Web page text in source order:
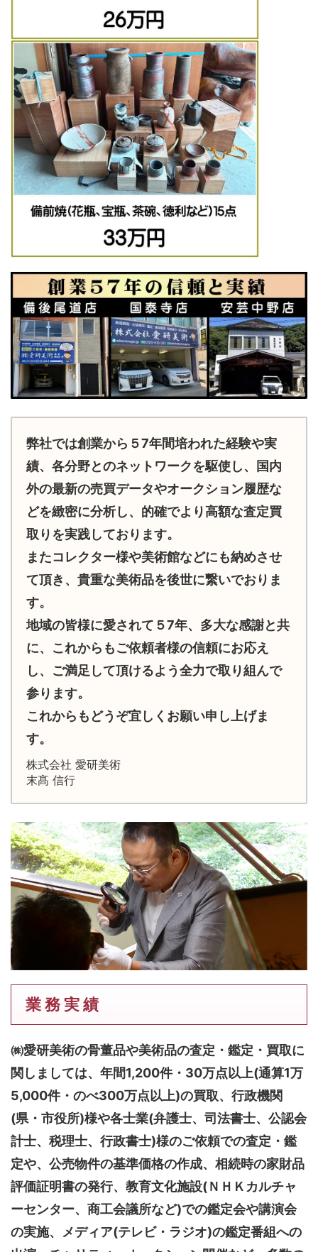
弊社では創業から５7年間培われた経験や実
績、各分野とのネットワークを駆使し、国内
外の最新の売買データやオークション履歴な
どを緻密に分析し、的確でより高額な査定買
取りを実践しております。
またコレクター様や美術館などにも納めさせ
て頂き、貴重な美術品を後世に繋いでおりま
す。
地域の皆様に愛されて５7年、多大な感謝と共
に、これからもご依頼者様の信頼にお応え
し、ご満足して頂けるよう全力で取り組んで
参ります。
これからもどうぞ宜しくお願い申し上げま
す。
株式会社 愛研美術
末髙 信行
業 務 実 績
㈱愛研美術の骨董品や美術品の査定・鑑定・買取に
関しましては、 年間1,200件・30万点以上(通算1万
5,000件・のべ300万点以上)の買取、行政機関
(県・市役所)様や各士業(弁護士、司法書士、公認会
計士、税理士、行政書士)様のご依頼での査定・鑑
定や、公売物件の基準価格の作成、相続時の家財品
評価証明書の発行、教育文化施設(ＮＨＫカルチャ
ーセンター、商工会議所など)での鑑定会や講演会
の実施、メディア(テレビ・ラジオ)の鑑定番組への